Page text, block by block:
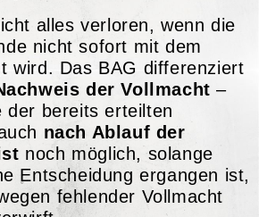
alles verloren, wenn die
nicht sofort mit dem
wird. Das BAG differenziert
der Vollmacht –
der bereits erteilten
nach Ablauf der
noch möglich, solange
Entscheidung ergangen ist,
fehlender Vollmacht